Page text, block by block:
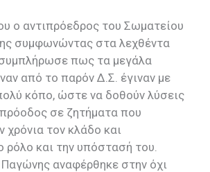
ο αντιπρόεδρος του Σωματείου
συμφωνώντας στα λεχθέντα
πως τα μεγάλα
από το παρόν Δ.Σ. έγιναν με
κόπο, ώστε να δοθούν λύσεις
σε ζητήματα που
τον κλάδο και
ρόλο και την υπόστασή του.
αναφέρθηκε στην όχι